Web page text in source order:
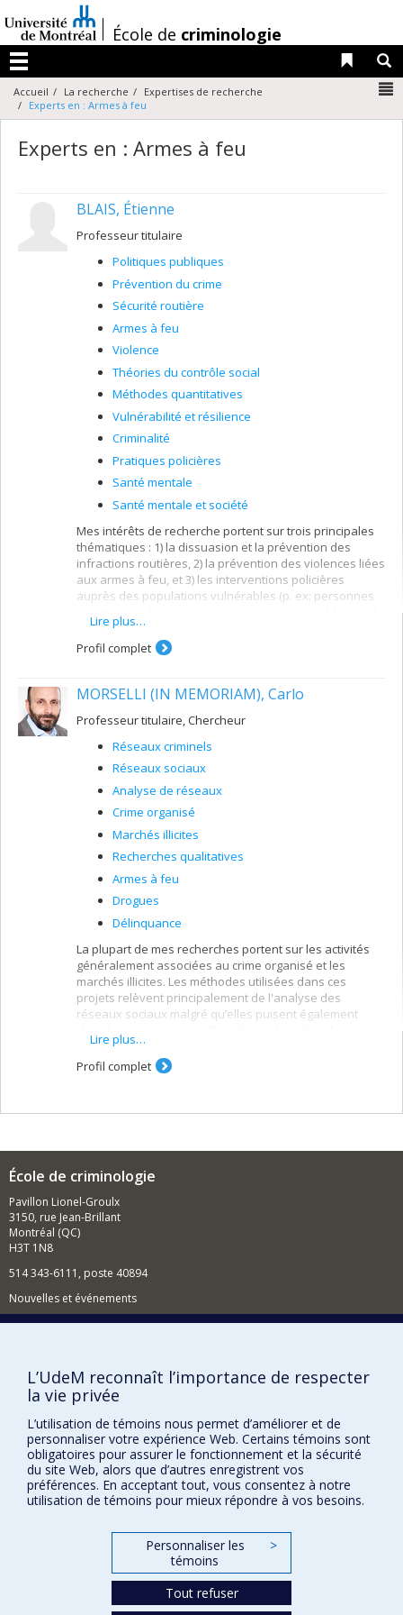
au
contenu
/École de criminologie
Menu
Liens
Accueil La recherche
Expertises de recherche
Experts en : Armes à feu
Experts en : Armes à feu
BLAIS, Étienne
Professeur titulaire
Politiques publiques
Prévention du crime
Sécurité routière
Armes à feu
Violence
Théories du contrôle social
Méthodes quantitatives
Vulnérabilité et résilience
Criminalité
Pratiques policières
Santé mentale
Santé mentale et société
Mes intérêts de recherche portent sur trois principales
thématiques : 1) la dissuasion et la prévention des
infractions routières, 2) la prévention des violences liées
aux armes à feu, et 3) les interventions policières
auprès des populations vulnérables (p. ex: personnes
santé mentale). De façon plus générale, je m'intéresse
aux initiatives de prévention situationnelle du crime.
Lire plus…
Profil complet
MORSELLI (IN MEMORIAM), Carlo
Professeur titulaire, Chercheur
Réseaux criminels
Réseaux sociaux
Analyse de réseaux
Crime organisé
Marchés illicites
Recherches qualitatives
Armes à feu
Drogues
Délinquance
La plupart de mes recherches portent sur les activités
généralement associées au crime organisé et les
marchés illicites. Les méthodes utilisées dans ces
projets relèvent principalement de l'analyse des
réseaux sociaux malgré qu’elles puisent également
qualitative. Pour les prochains trois ans, mes
recherches seront axés vers trois phénomènes: le
marché illégal des armes à feu, le marché des drogues
Lire plus…
Profil complet
École de criminologie
Pavillon Lionel-Groulx
3150, rue Jean-Brillant
Montréal (QC)
H3T 1N8
514 343-6111, poste 40894
Nouvelles et événements
Plan du site
Accessibilité
FACULTÉ DES ARTS ET DES SCIENCES
Nos départements et écoles
Nos centres d'études
L’UdeM reconnaît l’importance de respecter
la vie privée
L’utilisation de témoins nous permet d’améliorer et de
personnaliser votre expérience Web. Certains témoins sont
obligatoires pour assurer le fonctionnement et la sécurité
du site Web, alors que d’autres enregistrent vos
préférences. En acceptant tout, vous consentez à notre
utilisation de témoins pour mieux répondre à vos besoins.
Personnaliser les
témoins
>
Tout refuser